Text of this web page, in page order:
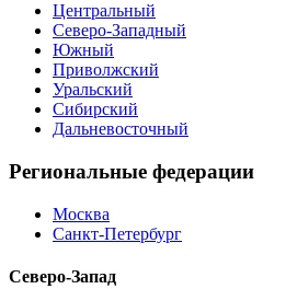
Центральный
Северо-Западный
Южный
Приволжский
Уральский
Сибирский
Дальневосточный
Региональные федерации
Москва
Санкт-Петербург
Северо-Запад